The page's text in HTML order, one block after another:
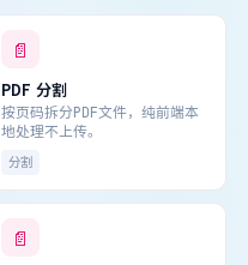
📄
PDF 分割
按页码拆分PDF文件，纯前端本
地处理不上传。
分割
📄